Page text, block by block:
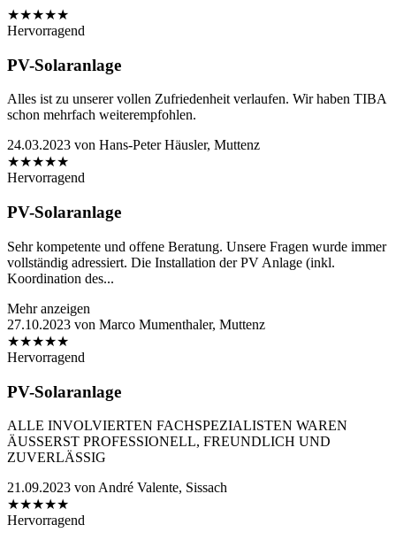
★★★★★
Hervorragend
PV-Solaranlage
Alles ist zu unserer vollen Zufriedenheit verlaufen. Wir haben TIBA
schon mehrfach weiterempfohlen.
24.03.2023 von Hans-Peter Häusler, Muttenz
★★★★★
Hervorragend
PV-Solaranlage
Sehr kompetente und offene Beratung. Unsere Fragen wurde immer
vollständig adressiert. Die Installation der PV Anlage (inkl.
Koordination des...
Mehr anzeigen
27.10.2023 von Marco Mumenthaler, Muttenz
★★★★★
Hervorragend
PV-Solaranlage
ALLE INVOLVIERTEN FACHSPEZIALISTEN WAREN
ÄUSSERST PROFESSIONELL, FREUNDLICH UND
ZUVERLÄSSIG
21.09.2023 von André Valente, Sissach
★★★★★
Hervorragend